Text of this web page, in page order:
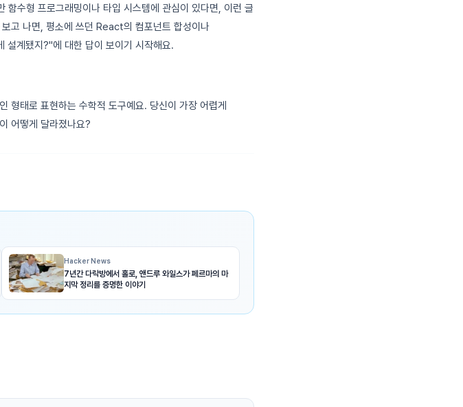
수형 프로그래밍이나 타입 시스템에 관심이 있다면, 이런 글
고 나면, 평소에 쓰던 React의 컴포넌트 합성이나
계됐지?"에 대한 답이 보이기 시작해요.
태로 표현하는 수학적 도구예요. 당신이 가장 어렵게
어떻게 달라졌나요?
Hacker News
7년간 다락방에서 홀로, 앤드루 와일스가 페르마의 마
지막 정리를 증명한 이야기